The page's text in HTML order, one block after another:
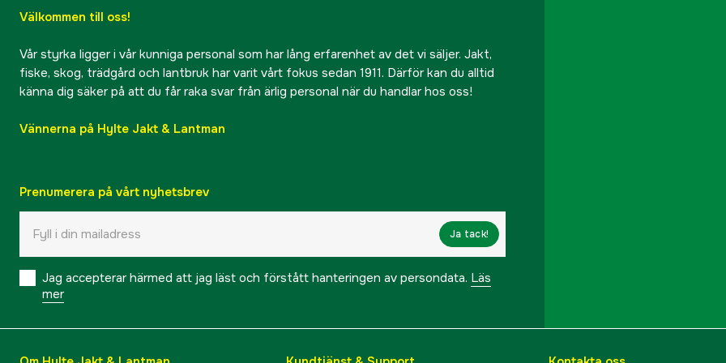
Välkommen till oss!
Vår styrka ligger i vår kunniga personal som har lång erfarenhet av det vi säljer. Jakt,
fiske, skog, trädgård och lantbruk har varit vårt fokus sedan 1911. Därför kan du alltid
känna dig säker på att du får raka svar från ärlig personal när du handlar hos oss!
Vännerna på Hylte Jakt & Lantman
Prenumerera på vårt nyhetsbrev
Ja tack!
Jag accepterar härmed att jag läst och förstått hanteringen av persondata. Läs
mer